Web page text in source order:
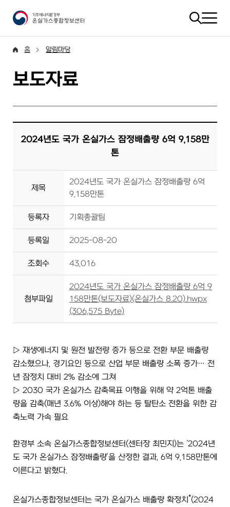
홈 알림마당
보도자료
2024년도 국가 온실가스 잠정배출량 6억 9,158만
톤
제목
2024년도 국가 온실가스 잠정배출량 6억
9,158만톤
등록자 기획총괄팀
등록일 2025-08-20
조회수 43,016
첨부파일
2024년도 국가 온실가스 잠정배출량 6억 9
158만톤(보도자료)(온실가스 8.20).hwpx
(306,575 Byte)
▷ 재생에너지 및 원전 발전량 증가 등으로 전환 부문 배출량
감소했으나, 경기요인 등으로 산업 부문 배출량 소폭 증가… 전
년 잠정치 대비 2% 감소에 그쳐
▷ 2030 국가 온실가스 감축목표 이행을 위해 약 2억톤 배출
량을 감축(매년 3.6% 이상)해야 하는 등 탈탄소 전환을 위한 감
축노력 가속 필요
환경부 소속 온실가스종합정보센터(센터장 최민지)는 ‘2024년
도 국가 온실가스 잠정배출량’을 산정한 결과, 6억 9,158만톤에
이른다고 밝혔다.
온실가스종합정보센터는 국가 온실가스 배출량 확정치 *(2024